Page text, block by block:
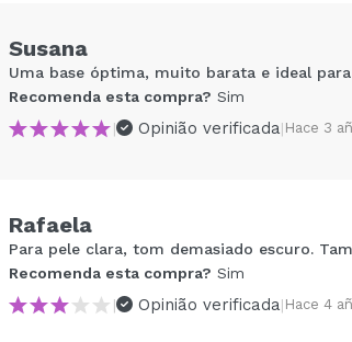
Compartilhar um
Seu vídeo pode ser o
Susana
Uma base óptima, muito barata e ideal
Recomenda esta compra? Sim
|
Opinião verificada| Hace 3
Rafaela
Para pele clara, tom demasiado escuro.
Recomenda esta compra? Sim
|
Opinião verificada| Hace 4